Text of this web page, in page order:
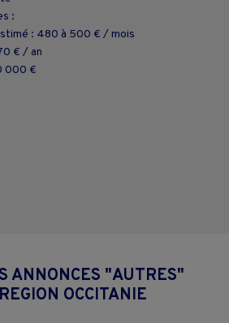
:
: 480 à 500 € / mois
€ / an
000 €
ANNONCES "AUTRES"
OCCITANIE